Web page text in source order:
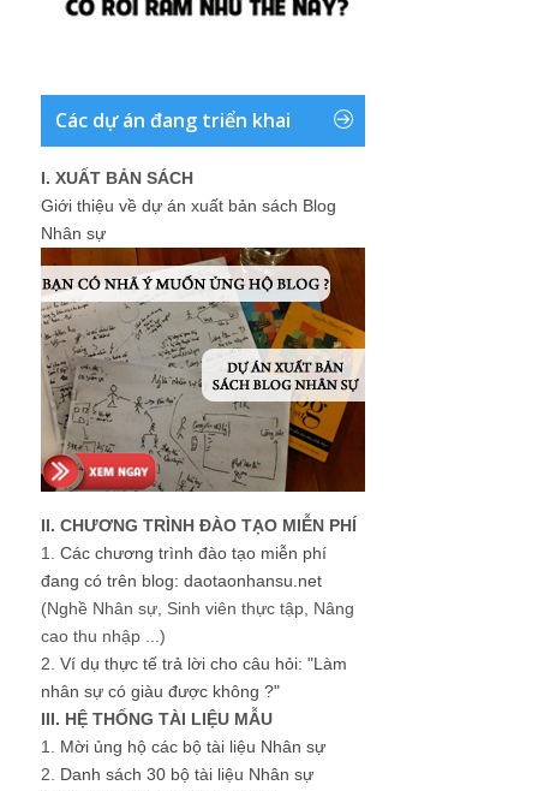
Các dự án đang triển khai
I. XUẤT BẢN SÁCH
Giới thiệu về dự án xuất bản sách Blog
Nhân sự
II. CHƯƠNG TRÌNH ĐÀO TẠO MIỄN PHÍ
1. Các chương trình đào tạo miễn phí
đang có trên blog: daotaonhansu.net
(Nghề Nhân sự, Sinh viên thực tập, Nâng
cao thu nhập ...)
2. Ví dụ thực tế trả lời cho câu hỏi: "Làm
nhân sự có giàu được không ?"
III. HỆ THỐNG TÀI LIỆU MẪU
1. Mời ủng hộ các bộ tài liệu Nhân sự
2. Danh sách 30 bộ tài liệu Nhân sự